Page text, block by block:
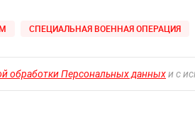
СПЕЦИАЛЬНАЯ ВОЕННАЯ ОПЕРАЦИЯ
обработки Персональных данныхи с